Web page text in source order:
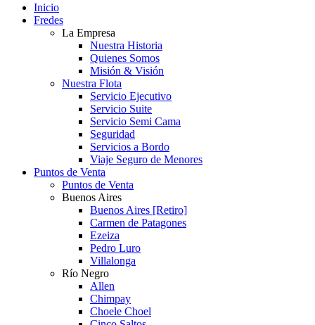
Inicio
Fredes
La Empresa
Nuestra Historia
Quienes Somos
Misión & Visión
Nuestra Flota
Servicio Ejecutivo
Servicio Suite
Servicio Semi Cama
Seguridad
Servicios a Bordo
Viaje Seguro de Menores
Puntos de Venta
Puntos de Venta
Buenos Aires
Buenos Aires [Retiro]
Carmen de Patagones
Ezeiza
Pedro Luro
Villalonga
Río Negro
Allen
Chimpay
Choele Choel